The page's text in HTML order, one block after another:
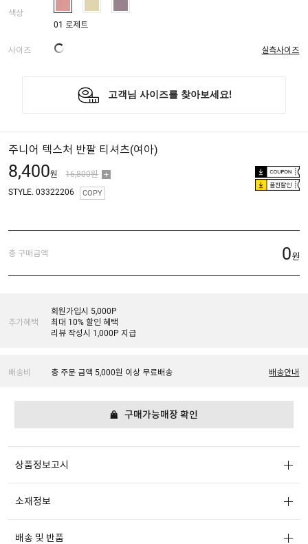
색상
01 로제트
사이즈 실측사이즈
주니어 텍스처 반팔 티셔츠(여아)
8,400원 16,800원
플친할인
STYLE. 03322206 COPY
총 구매금액 0원
추가혜택
회원가입시 5,000P
최대 10% 할인 혜택
리뷰 작성시 1,000P 지급
배송비 총 주문 금액 5,000원 이상 무료배송 배송안내
구매가능매장 확인
상품정보고시
소재정보
배송 및 반품